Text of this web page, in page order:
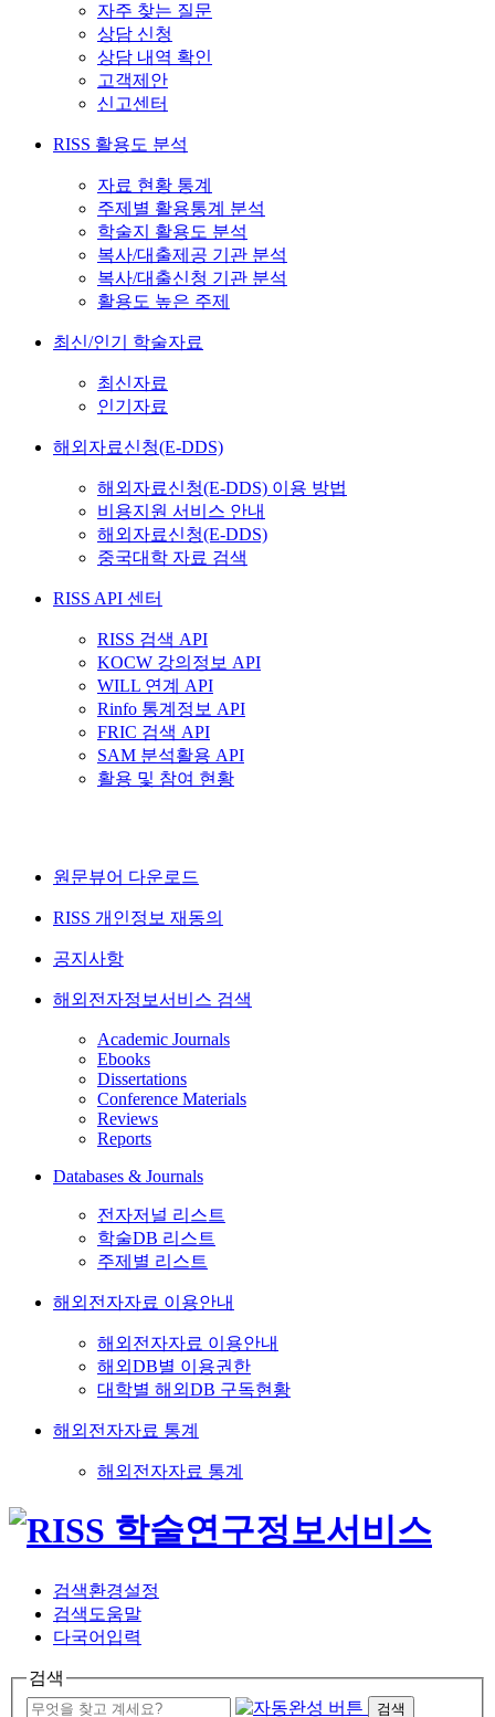
자주 찾는 질문
상담 신청
상담 내역 확인
고객제안
신고센터
RISS 활용도 분석
자료 현황 통계
주제별 활용통계 분석
학술지 활용도 분석
복사/대출제공 기관 분석
복사/대출신청 기관 분석
활용도 높은 주제
최신/인기 학술자료
최신자료
인기자료
해외자료신청(E-DDS)
해외자료신청(E-DDS) 이용 방법
비용지원 서비스 안내
해외자료신청(E-DDS)
중국대학 자료 검색
RISS API 센터
RISS 검색 API
KOCW 강의정보 API
WILL 연계 API
Rinfo 통계정보 API
FRIC 검색 API
SAM 분석활용 API
활용 및 참여 현황
원문뷰어 다운로드
RISS 개인정보 재동의
공지사항
해외전자정보서비스 검색
Academic Journals
Ebooks
Dissertations
Conference Materials
Reviews
Reports
Databases & Journals
전자저널 리스트
학술DB 리스트
주제별 리스트
해외전자자료 이용안내
해외전자자료 이용안내
해외DB별 이용권한
대학별 해외DB 구독현황
해외전자자료 통계
해외전자자료 통계
검색환경설정
검색도움말
다국어입력
검색
검색